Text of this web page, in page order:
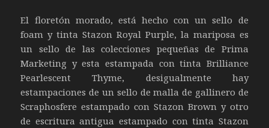
El floretón morado, está hecho con un sello de
foam y tinta Stazon Royal Purple, la mariposa es
un sello de las colecciones pequeñas de Prima
Marketing y esta estampada con tinta Brilliance
Pearlescent Thyme, desigualmente hay
estampaciones de un sello de malla de gallinero de
Scraphosfere estampado con Stazon Brown y otro
de escritura antigua estampado con tinta Stazon